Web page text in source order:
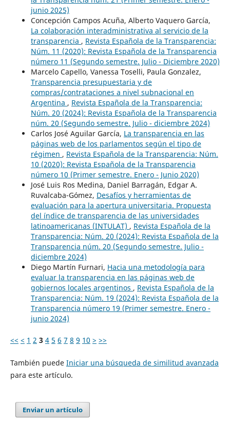
junio 2025)
Concepción Campos Acuña, Alberto Vaquero García,
La colaboración interadministrativa al servicio de la
transparencia , Revista Española de la Transparencia:
Núm. 11 (2020): Revista Española de la Transparencia
número 11 (Segundo semestre. Julio - Diciembre 2020)
Marcelo Capello, Vanessa Toselli, Paula Gonzalez,
Transparencia presupuestaria y de
compras/contrataciones a nivel subnacional en
Argentina , Revista Española de la Transparencia:
Núm. 20 (2024): Revista Española de la Transparencia
núm. 20 (Segundo semestre. Julio - diciembre 2024)
Carlos José Aguilar García, La transparencia en las
páginas web de los parlamentos según el tipo de
régimen , Revista Española de la Transparencia: Núm.
10 (2020): Revista Española de la Transparencia
número 10 (Primer semestre. Enero - Junio 2020)
José Luis Ros Medina, Daniel Barragán, Edgar A.
Ruvalcaba-Gómez, Desafíos y herramientas de
evaluación para la apertura universitaria. Propuesta
del índice de transparencia de las universidades
latinoamericanas (INTULAT) , Revista Española de la
Transparencia: Núm. 20 (2024): Revista Española de la
Transparencia núm. 20 (Segundo semestre. Julio -
diciembre 2024)
Diego Martín Furnari, Hacia una metodología para
evaluar la transparencia en las páginas web de
gobiernos locales argentinos , Revista Española de la
Transparencia: Núm. 19 (2024): Revista Española de la
Transparencia número 19 (Primer semestre. Enero -
junio 2024)
<< < 1 2 3 4 5 6 7 8 9 10 > >>
También puede Iniciar una búsqueda de similitud avanzada
para este artículo.
Enviar un artículo